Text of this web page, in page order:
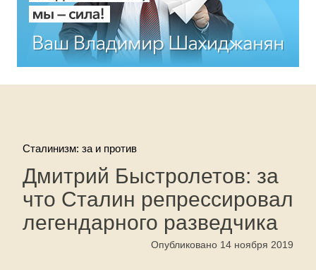
Сталинизм: за и против
Дмитрий Быстролетов: за
что Сталин репрессировал
легендарного разведчика
Опубликовано 14 ноября 2019